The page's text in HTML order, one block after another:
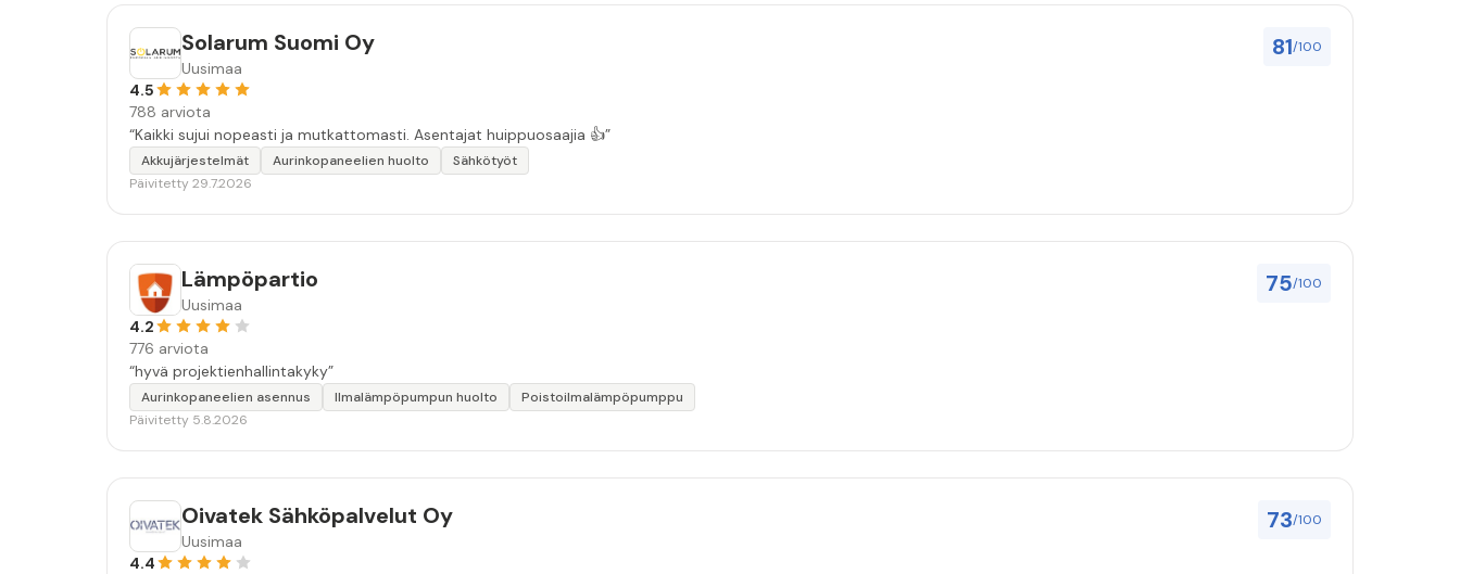
81/100
Solarum Suomi Oy
Uusimaa
4.5
788 arviota
“Kaikki sujui nopeasti ja mutkattomasti. Asentajat huippuosaajia 👍”
Akkujärjestelmät Aurinkopaneelien huolto
Sähkötyöt
Päivitetty 29.7.2026
75/100
Lämpöpartio
Uusimaa
4.2
776 arviota
“hyvä projektienhallintakyky”
Aurinkopaneelien asennus Ilmalämpöpumpun huolto
Poistoilmalämpöpumppu
Päivitetty 5.8.2026
73/100
Oivatek Sähköpalvelut Oy
Uusimaa
4.4